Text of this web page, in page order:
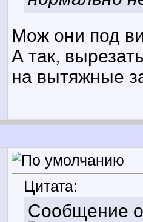
Мож они под
А так,
на вытяжные
Цитата:
Сообщение